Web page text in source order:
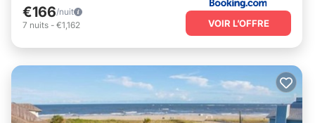
€166/nuit
7 nuits - €1,162 VOIR L’OFFRE